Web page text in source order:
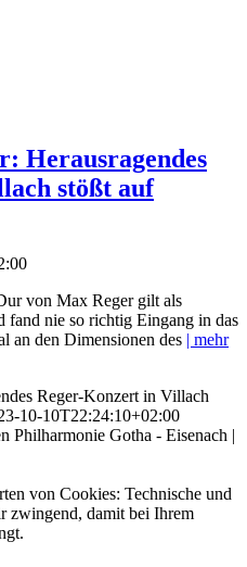
Herausragendes
stößt auf
von Max Reger gilt als
fand nie so richtig Eingang in das
an den Dimensionen des | mehr
Reger-Konzert in Villach
10-10T22:24:10+02:00
Philharmonie Gotha - Eisenach |
von Cookies: Technische und
zwingend, damit bei Ihrem